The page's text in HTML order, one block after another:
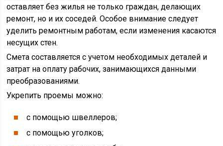
оставляет без жилья не только граждан, делающих
ремонт, но и их соседей. Особое внимание следует
уделить ремонтным работам, если изменения касаются
несущих стен.
Смета составляется с учетом необходимых деталей и
затрат на оплату рабочих, занимающихся данными
преобразованиями.
Укрепить проемы можно:
с помощью швеллеров;
с помощью уголков;